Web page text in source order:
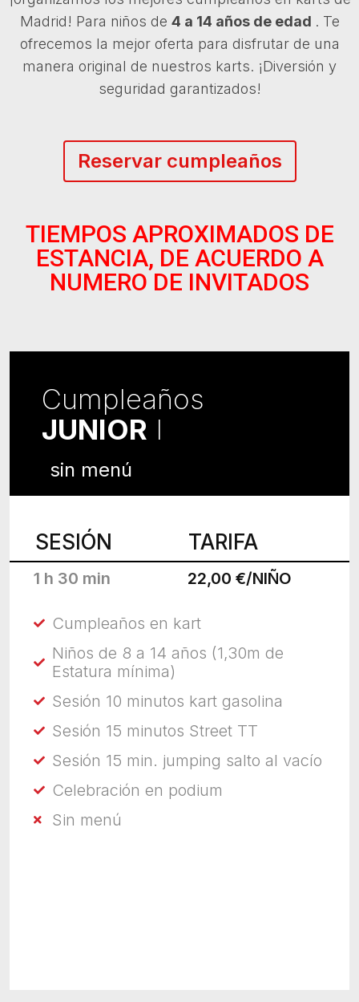
Madrid! Para niños de 4 a 14 años de edad . Te
ofrecemos la mejor oferta para disfrutar de una
manera original de nuestros karts. ¡Diversión y
seguridad garantizados!
Reservar cumpleaños
TIEMPOS APROXIMADOS DE
ESTANCIA, DE ACUERDO A
NUMERO DE INVITADOS
Cumpleaños
JUNIOR I
sin menú
SESIÓN TARIFA
1 h 30 min 22,00 €/NIÑO
Cumpleaños en kart
Niños de 8 a 14 años (1,30m de
Estatura mínima)
Sesión 10 minutos kart gasolina
Sesión 15 minutos Street TT
Sesión 15 min. jumping salto al vacío
Celebración en podium
Sin menú